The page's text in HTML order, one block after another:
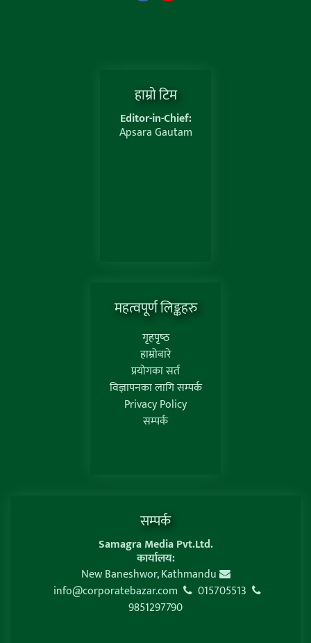
हाम्राे टिम
Editor-in-Chief:
Apsara Gautam
महत्वपूर्ण लिङ्कहरु
गृहपृष्‍ठ
हाम्रोबारे
प्रयोगका सर्त
विज्ञापनका लागि सम्पर्क
Privacy Policy
सम्पर्क
सम्पर्क
Samagra Media Pvt.Ltd.
कार्यालय:
New Baneshwor, Kathmandu
info@corporatebazar.com
015705513
9851297790